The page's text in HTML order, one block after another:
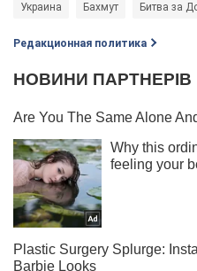
Украина Бахмут Битва за
Редакционная политика